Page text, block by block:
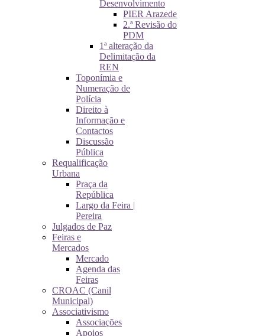
Desenvolvimento
PIER Arazede
2.ª Revisão do
PDM
1ª alteração da
Delimitação da
REN
Toponímia e
Numeração de
Polícia
Direito à
Informação e
Contactos
Discussão
Pública
Requalificação
Urbana
Praça da
República
Largo da Feira |
Pereira
Julgados de Paz
Feiras e
Mercados
Mercado
Agenda das
Feiras
CROAC (Canil
Municipal)
Associativismo
Associações
Apoios